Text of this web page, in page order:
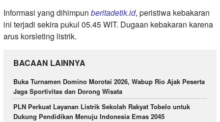
Informasi yang dihimpun beritadetik.id, peristiwa kebakaran
ini terjadi sekira pukul 05.45 WIT. Dugaan kebakaran karena
arus korsleting listrik.
BACAAN LAINNYA
Buka Turnamen Domino Morotai 2026, Wabup Rio Ajak Peserta
Jaga Sportivitas dan Dorong Wisata
PLN Perkuat Layanan Listrik Sekolah Rakyat Tobelo untuk
Dukung Pendidikan Menuju Indonesia Emas 2045